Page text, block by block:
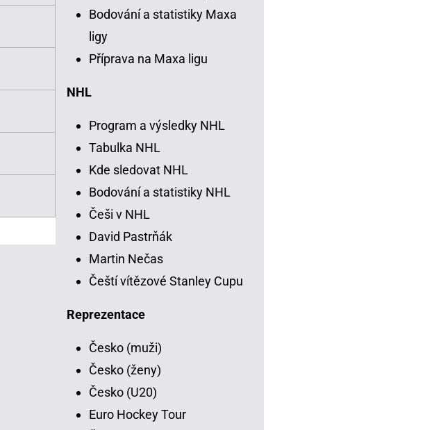
Bodování a statistiky Maxa
ligy
Příprava na Maxa ligu
NHL
Program a výsledky NHL
Tabulka NHL
Kde sledovat NHL
Bodování a statistiky NHL
Češi v NHL
David Pastrňák
Martin Nečas
Čeští vítězové Stanley Cupu
Reprezentace
Česko (muži)
Česko (ženy)
Česko (U20)
Euro Hockey Tour